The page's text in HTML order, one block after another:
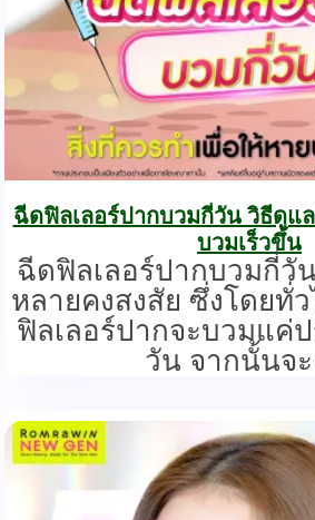
ฉีดฟิลเลอร์ปากบวมกี่วัน วิธีดูแล
บวมเร็วขึ้น
ฉีดฟิลเลอร์ปากบวมกี่วั
หลายคงสงสัย ซึ่งโดยทั่
ฟิลเลอร์ปากจะบวมแค่
วัน จากนั้นจ